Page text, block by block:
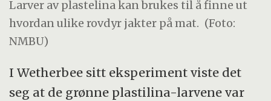
Larver av plastelina kan brukes til å finne ut
hvordan ulike rovdyr jakter på mat. (Foto:
NMBU)
I Wetherbee sitt eksperiment viste det
seg at de grønne plastilina-larvene var